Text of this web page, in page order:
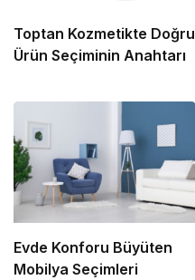
Toptan Kozmetikte Doğru
Ürün Seçiminin Anahtarı
Evde Konforu Büyüten
Mobilya Seçimleri